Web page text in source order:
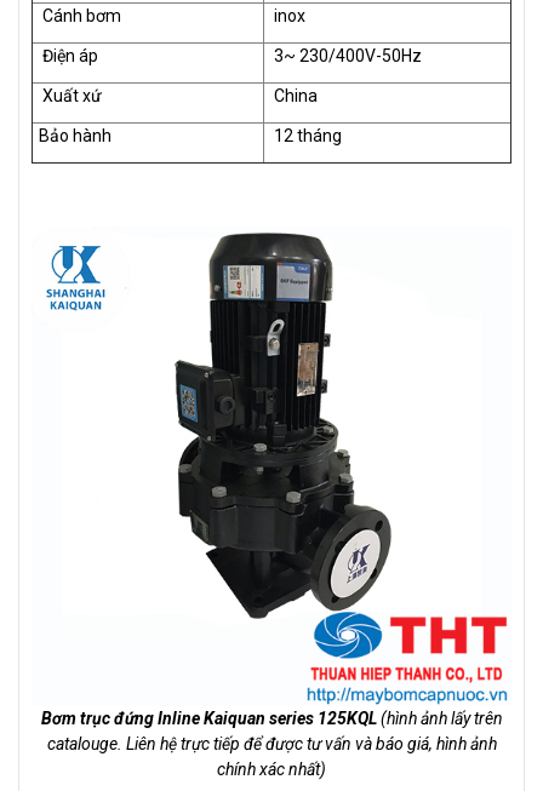
Cánh bơm
inox
Điện áp 3~ 230/400V-50Hz
Xuất xứ China
Bảo hành 12 tháng
Bơm trục đứng Inline Kaiquan series 125KQL(hình ảnh lấy trên
catalouge. Liên hệ trực tiếp để được tư vấn và báo giá, hình ảnh
chính xác nhất)